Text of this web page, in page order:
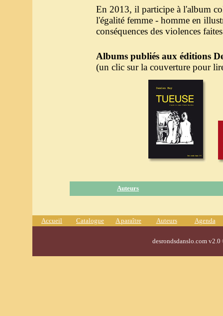
En 2013, il participe à l'album
l'égalité femme - homme en
conséquences des violences
Albums publiés aux éditions
(un clic sur la couverture pour
Auteurs
Accueil Catalogue A paraître Auteurs Agenda
desrondsdanslo.com